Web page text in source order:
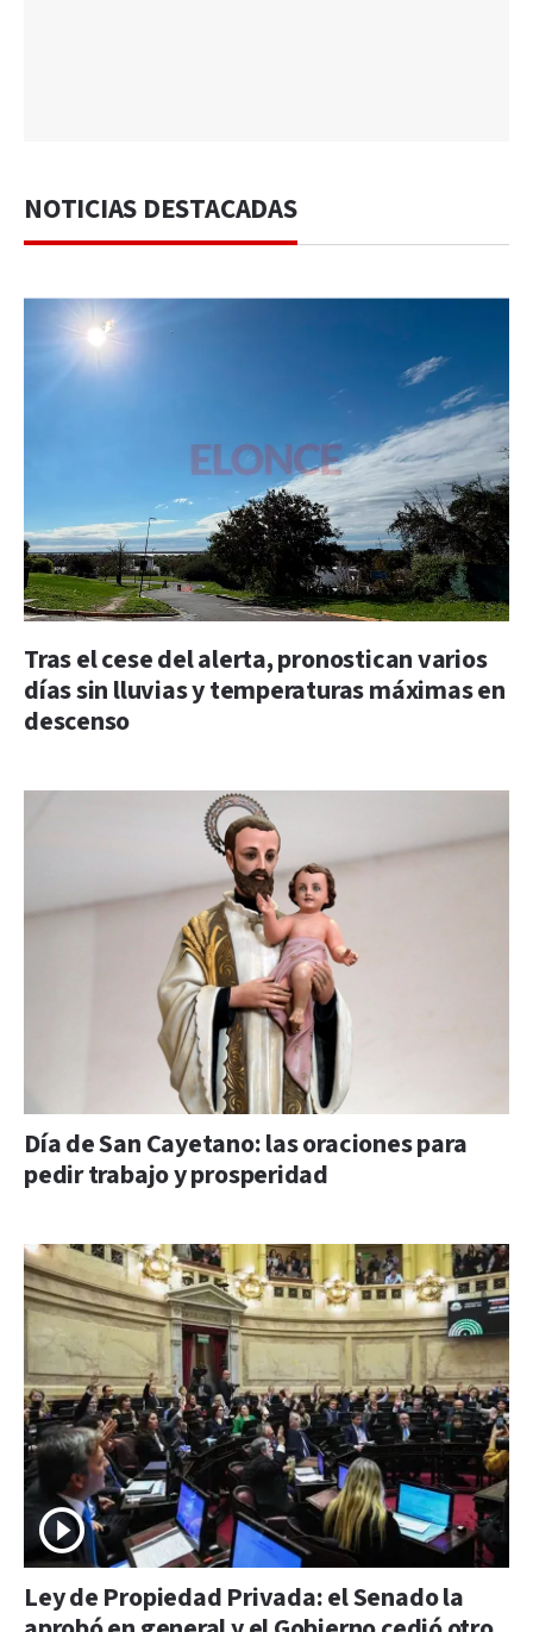
NOTICIAS DESTACADAS
Tras el cese del alerta, pronostican varios
días sin lluvias y temperaturas máximas en
descenso
Día de San Cayetano: las oraciones para
pedir trabajo y prosperidad
Ley de Propiedad Privada: el Senado la